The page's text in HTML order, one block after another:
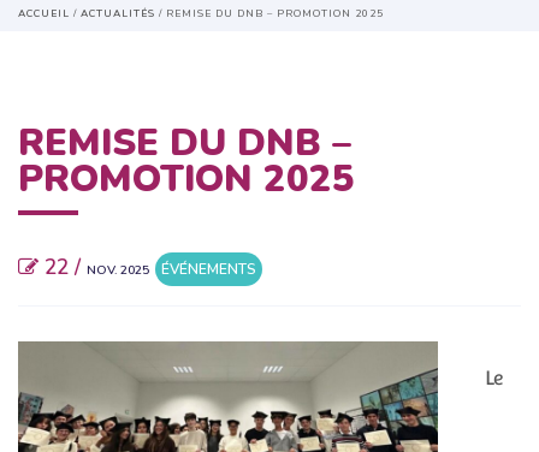
ACCUEIL / ACTUALITÉS / REMISE DU DNB – PROMOTION 2025
REMISE DU DNB –
PROMOTION 2025
22 / NOV. 2025 ÉVÉNEMENTS
Le